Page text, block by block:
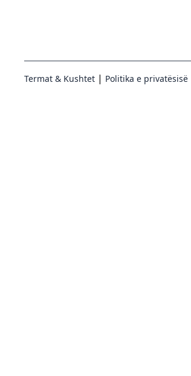
Termat & Kushtet | Politika e privatësisë